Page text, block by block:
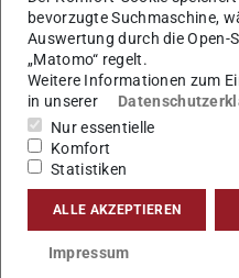
Fördergeber
DFG
Forschungsfeld
M+M
Projektinhalt
bevorzugte Suchmaschine,
Auswertung durch die Open-
„Matomo“ regelt.
Weitere Informationen zum
in unserer
Nur essentielle
Komfort
Statistiken
ALLE AKZEPTIEREN
Impressum